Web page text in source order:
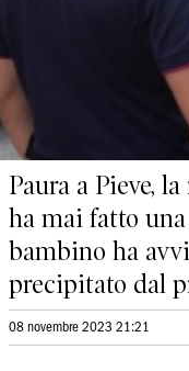
Paura a Pieve,
ha mai fatto
bambino ha
precipitato dal
08 novembre 2023 21:21